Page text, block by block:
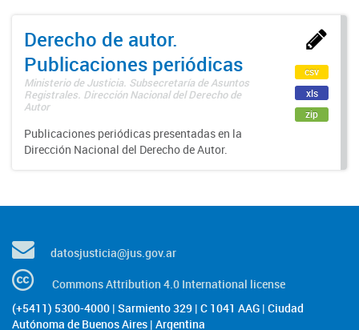
Derecho de autor.
Publicaciones periódicas
Ministerio de Justicia. Subsecretaría de Asuntos
Registrales. Dirección Nacional del Derecho de
Autor
Publicaciones periódicas presentadas en la
Dirección Nacional del Derecho de Autor.
csv
xls
zip
datosjusticia@jus.gov.ar
Commons Attribution 4.0 International license
(+5411) 5300-4000 | Sarmiento 329 | C 1041 AAG | Ciudad
Autónoma de Buenos Aires | Argentina